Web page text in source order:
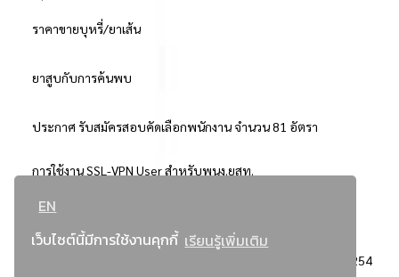
EN
เว็บไซต์นี้มีการใช้งานคุกกี้ เรียนรู้เพิ่มเติม
ราคาขายบุหรี่/ยาเส้น
ยาสูบกับการค้นพบ
ประกาศ รับสมัครสอบคัดเลือกพนักงาน จำนวน 81 อัตรา
การใช้งาน SSL-VPN User สำหรับพนง.ยสท.
..ยอดนิยม..
3254